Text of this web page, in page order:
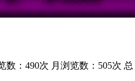
数：490次 月浏览数：505次 总